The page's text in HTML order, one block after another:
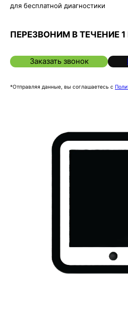
для бесплатной диагностики
ПЕРЕЗВОНИМ В ТЕЧЕНИЕ
Заказать звонок
*Отправляя данные, вы соглашаетесь с